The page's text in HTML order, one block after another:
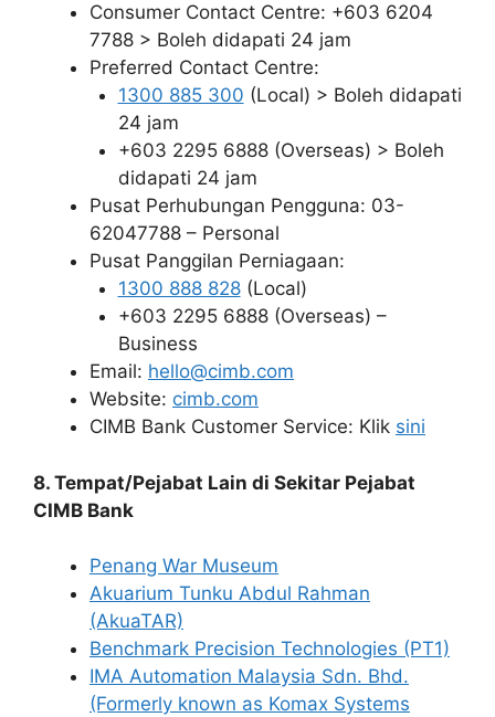
Consumer Contact Centre: +603 6204
7788 > Boleh didapati 24 jam
Preferred Contact Centre:
1300 885 300 (Local) > Boleh didapati
24 jam
+603 2295 6888 (Overseas) > Boleh
didapati 24 jam
Pusat Perhubungan Pengguna: 03-
62047788 – Personal
Pusat Panggilan Perniagaan:
1300 888 828(Local)
+603 2295 6888 (Overseas) –
Business
Email: hello@cimb.com
Website: cimb.com
CIMB Bank Customer Service: Klik sini
8. Tempat/Pejabat Lain di Sekitar Pejabat
CIMB Bank
Penang War Museum
Akuarium Tunku Abdul Rahman
(AkuaTAR)
Benchmark Precision Technologies (PT1)
IMA Automation Malaysia Sdn. Bhd.
(Formerly known as Komax Systems